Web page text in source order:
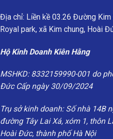
Địa chỉ: Liền kề 03.26 Đường
Royal park, xã Kim chung, Hoài
Hộ Kinh Doanh Kiên Hằng
MSHKD: 8332159990-001 do
Đức Cấp ngày 30/09/2024
Trụ sở kinh doanh: Số nhà 14B
đường Tây Lai Xá, xóm 1, thôn
Hoài Đức, thành phố Hà Nội